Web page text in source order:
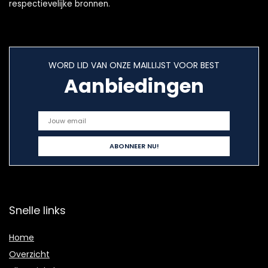
respectievelijke bronnen.
WORD LID VAN ONZE MAILLIJST VOOR BEST
Aanbiedingen
Snelle links
Home
Overzicht